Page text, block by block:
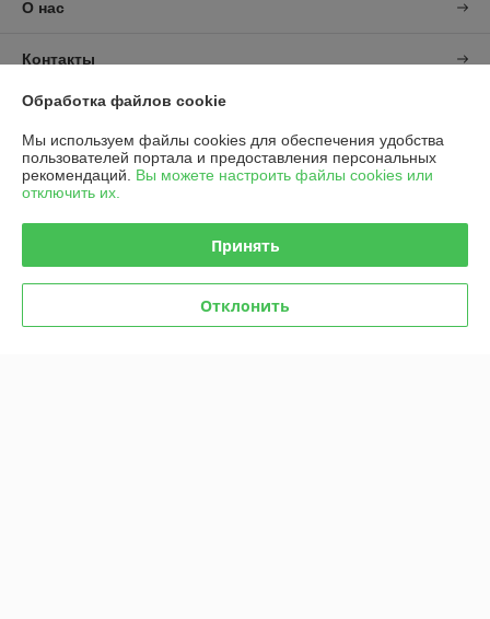
О нас
Контакты
Доставка и оплата
График работы
Политика обработки cookies
Сайт создан на платформе Deal.by
Обработка файлов cookie
Мы используем файлы cookies для обеспечения удобства
пользователей портала и предоставления персональных
рекомендаций. Вы можете настроить файлы cookies или
отключить их.
Принять
Отклонить